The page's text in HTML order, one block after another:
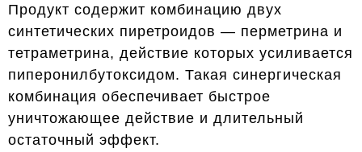
Продукт содержит комбинацию двух
синтетических пиретроидов — перметрина и
тетраметрина, действие которых усиливается
пиперонилбутоксидом. Такая синергическая
комбинация обеспечивает быстрое
уничтожающее действие и длительный
остаточный эффект.